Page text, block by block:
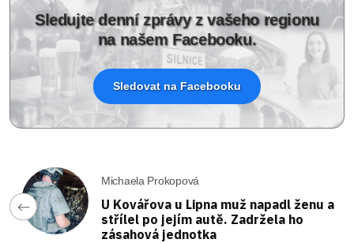
Sledujte denní zprávy z vašeho regionu
na našem Facebooku.
Sledovat na Facebooku
Michaela Prokopová
U Kovářova u Lipna muž napadl ženu a
střílel po jejím autě. Zadržela ho
zásahová jednotka